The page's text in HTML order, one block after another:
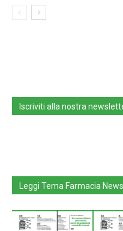
Iscriviti alla nostra
Leggi Tema Farmacia News